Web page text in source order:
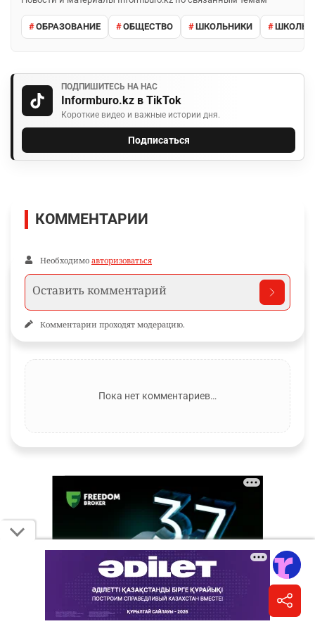
ОБРАЗОВАНИЕ ОБЩЕСТВО ШКОЛЬНИКИ
ПОДПИШИТЕСЬ НА НАС
Informburo.kz в TikTok
Короткие видео и важные истории дня.
Подписаться
КОММЕНТАРИИ
Необходимо авторизоваться
Комментарии проходят модерацию.
Пока нет комментариев…